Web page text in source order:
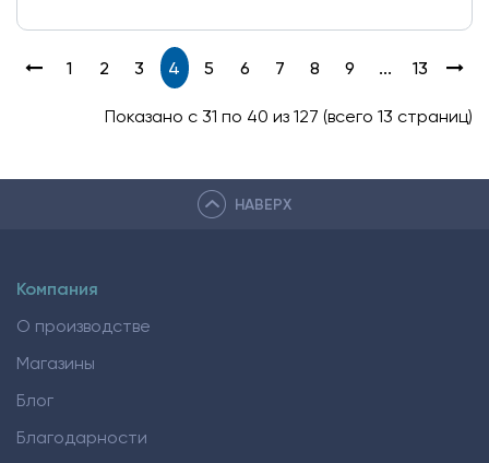
1 2 3 4 5 6 7 8 9 ... 13
Показано с 31 по 40 из 127 (всего 13 страниц)
НАВЕРХ
Компания
О производстве
Магазины
Блог
Благодарности